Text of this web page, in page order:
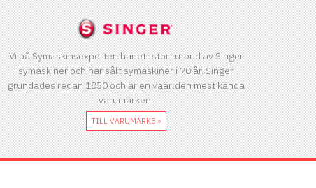
Vi på Symaskinsexperten har ett stort utbud av Singer
symaskiner och har sålt symaskiner i 70 år. Singer
grundades redan 1850 och är en vaärlden mest kända
varumärken.
TILL VARUMÄRKE »